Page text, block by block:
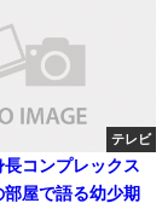
テレビ
長コンプレックス
部屋で語る幼少期